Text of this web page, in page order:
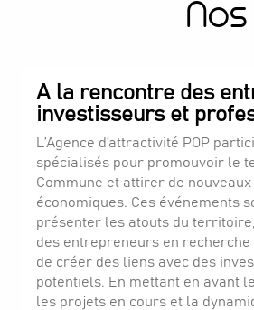
A la rencontre des
investisseurs et
L’Agence d’attractivité POP
spécialisés pour promouvoir le
Commune et attirer de
économiques. Ces événements
présenter les atouts du territoire,
des entrepreneurs en recherche
de créer des liens avec des
potentiels. En mettant en avant
les projets en cours et la